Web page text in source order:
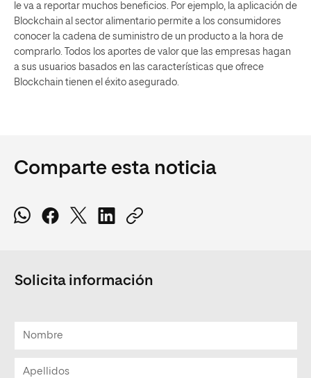
le va a reportar muchos beneficios. Por ejemplo, la aplicación de
Blockchain al sector alimentario permite a los consumidores
conocer la cadena de suministro de un producto a la hora de
comprarlo. Todos los aportes de valor que las empresas hagan
a sus usuarios basados en las características que ofrece
Blockchain tienen el éxito asegurado.
Comparte esta noticia
Solicita información